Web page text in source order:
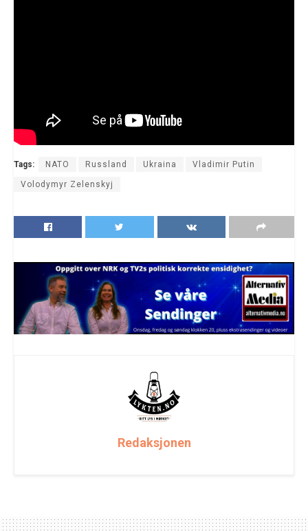
Tags: NATO Russland Ukraina Vladimir Putin
Volodymyr Zelenskyj
Redaksjonen